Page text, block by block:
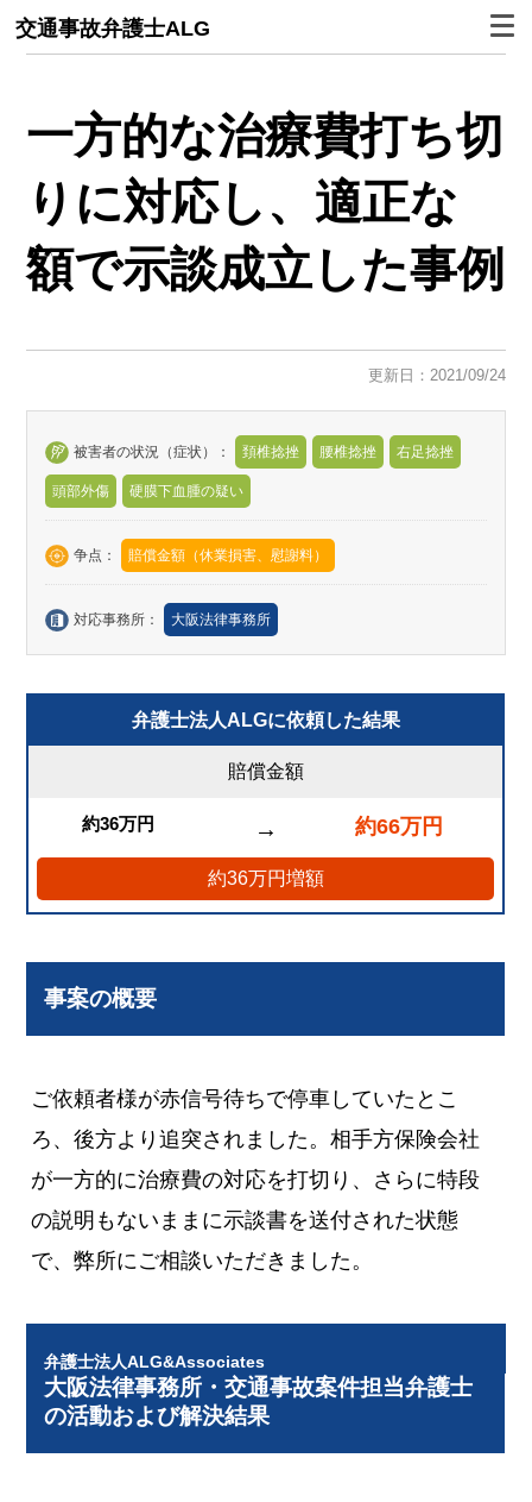
交通事故弁護士ALG
一方的な治療費打ち切
りに対応し、適正な
額で示談成立した事例
更新日：2021/09/24
被害者の状況（症状）： 頚椎捻挫 腰椎捻挫 右足捻挫
頭部外傷 硬膜下血腫の疑い
争点： 賠償金額（休業損害、慰謝料）
対応事務所： 大阪法律事務所
弁護士法人ALGに依頼した結果
賠償金額
約36万円 → 約66万円
約36万円増額
事案の概要
ご依頼者様が赤信号待ちで停車していたとこ
ろ、後方より追突されました。相手方保険会社
が一方的に治療費の対応を打切り、さらに特段
の説明もないままに示談書を送付された状態
で、弊所にご相談いただきました。
弁護士法人ALG&Associates
大阪法律事務所・交通事故案件担当弁護士
の活動および解決結果